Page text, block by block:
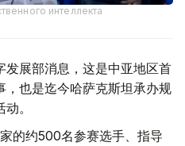
интеллекта
展部消息，这是中亚地区首
，也是迄今哈萨克斯坦承办规
。
的约500名参赛选手、指导